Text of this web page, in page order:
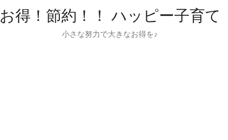
お得！節約！！ ハッピー子育て
小さな努力で大きなお得を♪